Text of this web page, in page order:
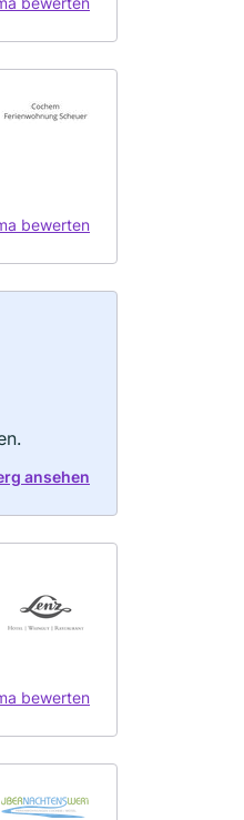
bewerten
ansehen
bewerten